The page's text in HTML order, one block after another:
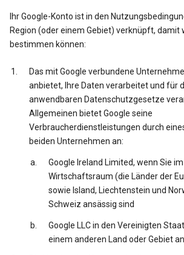
Ihr Google-Konto ist in den
Region (oder einem Gebiet) verknüpft, damit
bestimmen können:
Das mit Google verbundene
anbietet, Ihre Daten verarbeitet und für
anwendbaren Datenschutzgesetze
Allgemeinen bietet Google seine
Verbraucherdienstleistungen durch
beiden Unternehmen an:
Google Ireland Limited, wenn Sie
Wirtschaftsraum (die Länder der
sowie Island, Liechtenstein und
Schweiz ansässig sind
Google LLC in den Vereinigten
einem anderen Land oder Gebiet